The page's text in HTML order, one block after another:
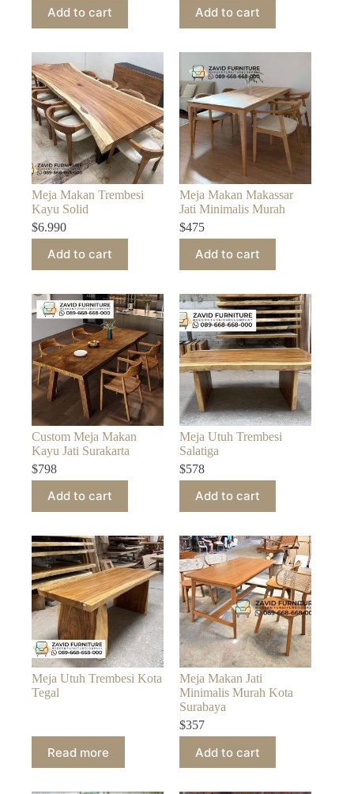
Add to cart Add to cart
Meja Makan Trembesi
Kayu Solid
$6.990
Add to cart
Meja Makan Makassar
Jati Minimalis Murah
$475
Add to cart
Custom Meja Makan
Kayu Jati Surakarta
$798
Add to cart
Meja Utuh Trembesi
Salatiga
$578
Add to cart
Meja Utuh Trembesi Kota
Tegal
Read more
Meja Makan Jati
Minimalis Murah Kota
Surabaya
$357
Add to cart